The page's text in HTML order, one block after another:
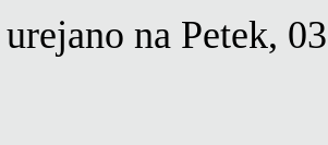
na Petek,